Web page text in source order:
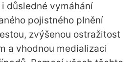
důsledné vymáhání
pojistného plnění
zvýšenou ostražitost
a vhodnou medializaci